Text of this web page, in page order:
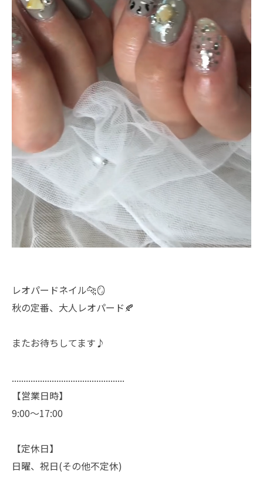
レオパードネイル🐆🪞
秋の定番、大人レオパード🍂
またお待ちしてます♪
................................................
【営業日時】
9:00〜17:00
【定休日】
日曜、祝日(その他不定休)